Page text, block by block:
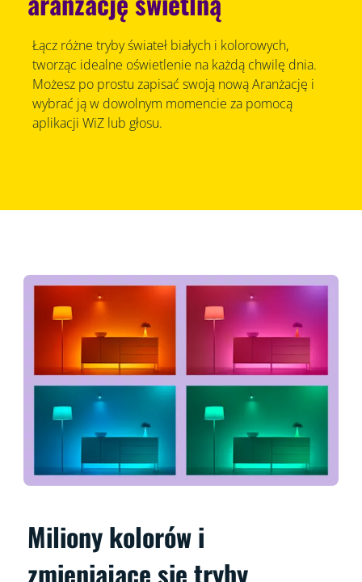
Łącz różne tryby świateł białych i kolorowych,
tworząc idealne oświetlenie na każdą chwilę dnia.
Możesz po prostu zapisać swoją nową Aranżację i
wybrać ją w dowolnym momencie za pomocą
aplikacji WiZ lub głosu.
Miliony kolorów i
zmieniające się tryby